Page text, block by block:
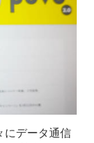
にデータ通信